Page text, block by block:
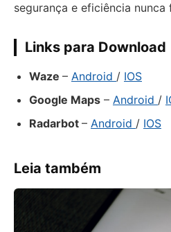
segurança e eficiência
Links para Download
Waze – Android / IOS
Google Maps – Android /
Radarbot – Android / IOS
Leia também